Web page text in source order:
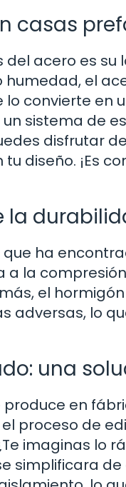
casas
acero es
el
convierte en
sistema de
disfrutar
diseño. ¡Es
la
ha
a la
el
adversas, lo
una
en
proceso de
imaginas lo
simplificara